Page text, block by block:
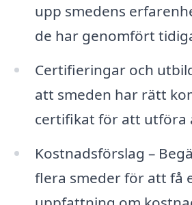
upp smedens
de har genomfört
Certifieringar och
att smeden har rätt
certifikat för att utföra
Kostnadsförslag –
flera smeder för att få